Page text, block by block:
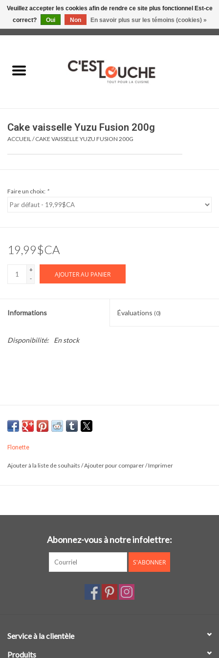
Table & Présentation
Boire
Conseils
Cake vaisselle Yuzu Fusion 200g
ACCUEIL /CAKE VAISSELLE YUZU FUSION 200G
Faire un choix: *
19,99$CA
+
-
AJOUTER AU PANIER
Informations Évaluations (0)
Disponibilité: En stock
Flonette
Ajouter à la liste de souhaits /Ajouter pour comparer/Imprimer
Abonnez-vous à notre infolettre:
S'ABONNER
Service à la clientèle
Produits
Veuillez accepter les cookies afin de rendre ce site plus fonctionnel Est-ce
correct?
Oui Non En savoir plus sur les témoins (cookies) »